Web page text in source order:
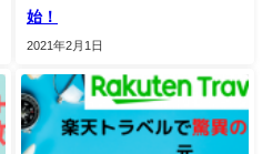
始！
2021年2月1日